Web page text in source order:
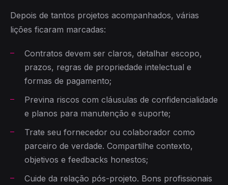
Depois de tantos projetos acompanhados, várias
lições ficaram marcadas:
Contratos devem ser claros, detalhar escopo,
prazos, regras de propriedade intelectual e
formas de pagamento;
Previna riscos com cláusulas de confidencialidade
e planos para manutenção e suporte;
Trate seu fornecedor ou colaborador como
parceiro de verdade. Compartilhe contexto,
objetivos e feedbacks honestos;
Cuide da relação pós-projeto. Bons profissionais